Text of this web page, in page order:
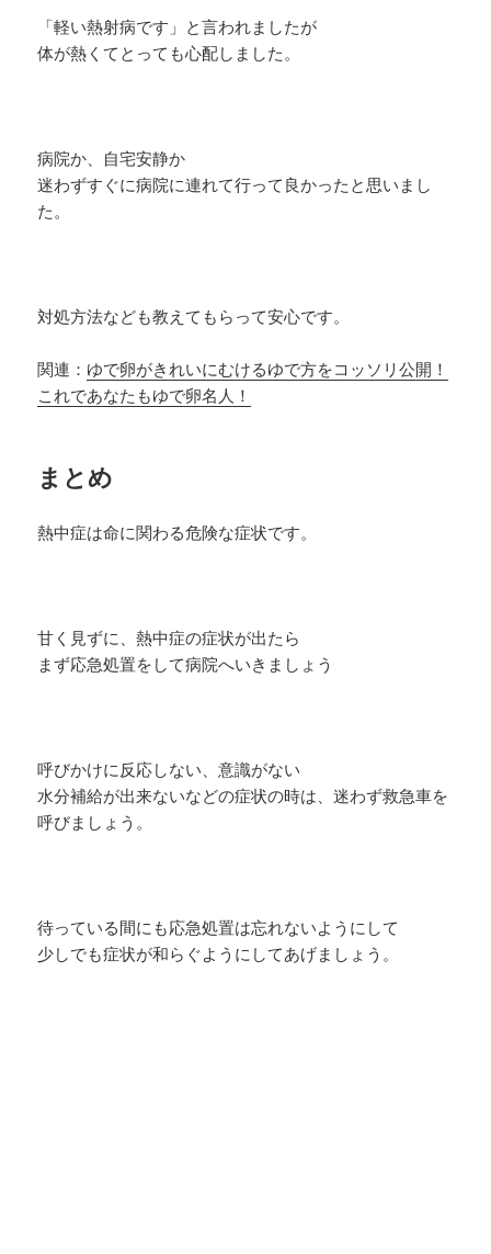
「軽い熱射病です」と言われましたが
体が熱くてとっても心配しました。
病院か、自宅安静か
迷わずすぐに病院に連れて行って良かったと思いまし
た。
対処方法なども教えてもらって安心です。
関連： ゆで卵がきれいにむけるゆで方をコッソリ公開！
これであなたもゆで卵名人！
まとめ
熱中症は命に関わる危険な症状です。
甘く見ずに、熱中症の症状が出たら
まず応急処置をして病院へいきましょう
呼びかけに反応しない、意識がない
水分補給が出来ないなどの症状の時は、迷わず救急車を
呼びましょう。
待っている間にも応急処置は忘れないようにして
少しでも症状が和らぐようにしてあげましょう。